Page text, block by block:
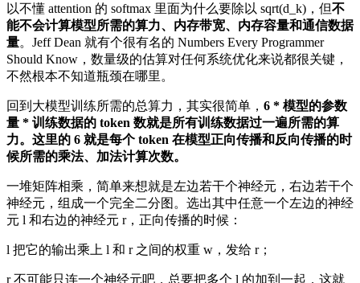
以不懂 attention 的 softmax 里面为什么要除以 sqrt(d_k)，但不
能不会计算模型所需的算力、内存带宽、内存容量和通信数据
量。Jeff Dean 就有个很有名的 Numbers Every Programmer
Should Know，数量级的估算对任何系统优化来说都很关键，
不然根本不知道瓶颈在哪里。
回到大模型训练所需的总算力，其实很简单， 6 * 模型的参数
量 * 训练数据的 token 数就是所有训练数据过一遍所需的算
力。这里的 6 就是每个 token 在模型正向传播和反向传播的时
候所需的乘法、加法计算次数。
一堆矩阵相乘，简单来想就是左边若干个神经元，右边若干个
神经元，组成一个完全二分图。选出其中任意一个左边的神经
元 l 和右边的神经元 r，正向传播的时候：
把它的输出乘上 l 和 r 之间的权重 w，发给 r；
不可能只连一个神经元吧，总要把多个 l 的加到一起，这就